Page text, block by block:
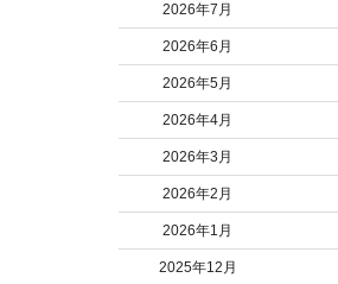
2026年7月
2026年6月
2026年5月
2026年4月
2026年3月
2026年2月
2026年1月
2025年12月